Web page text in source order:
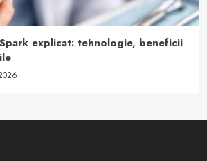
explicat: tehnologie, beneficii